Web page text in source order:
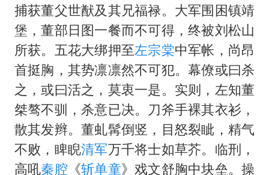
捕获董父世猷及其兄福禄。大军围困镇靖
堡，董部日图一餐而不可得，终被刘松山
所获。五花大绑押至左宗棠中军帐，尚昂
首挺胸，其势凛凛然不可犯。幕僚或曰杀
之，或曰活之，莫衷一是。实则，左知董
桀骜不驯，杀意已决。刀斧手裸其衣衫，
散其发辫。董虬髯倒竖，目怒裂眦，精气
不败，睥睨清军万千将士如草芥。临刑，
高吼秦腔 《斩单童》戏文舒胸中块垒。操